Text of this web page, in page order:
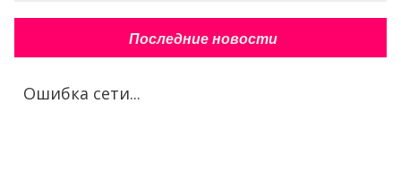
Последние новости
Ошибка сети...